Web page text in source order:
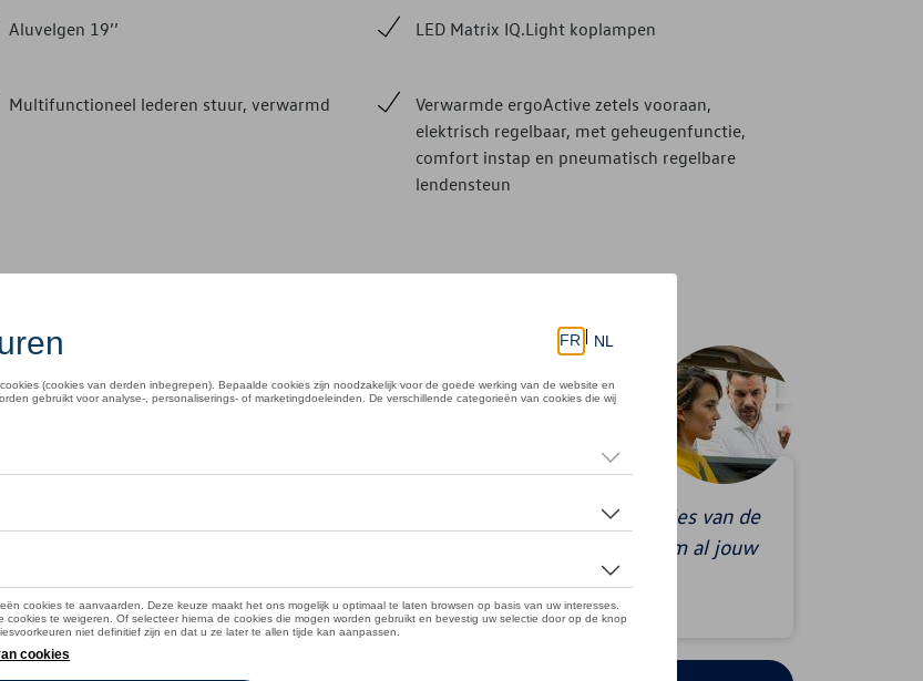
Aluvelgen 19’’ LED Matrix IQ.Light koplampen
Multifunctioneel lederen stuur, verwarmd
Verwarmde ergoActive zetels vooraan,
elektrisch regelbaar, met geheugenfunctie,
comfort instap en pneumatisch regelbare
lendensteun
Premium
Tijdens jouw testrit kan je alle sensaties van de
auto voelen. We nemen ook de tijd om al jouw
vragen te beantwoorden.